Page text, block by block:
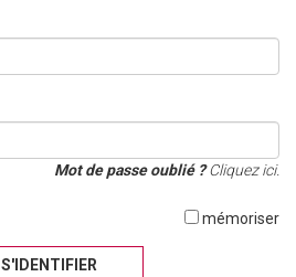
Mot de passe oublié ?Cliquez ici.
mémoriser
S'IDENTIFIER